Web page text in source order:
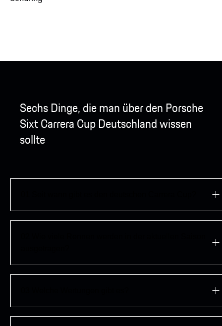
Sechs Dinge, die man über den Porsche
Sixt Carrera Cup Deutschland wissen
sollte